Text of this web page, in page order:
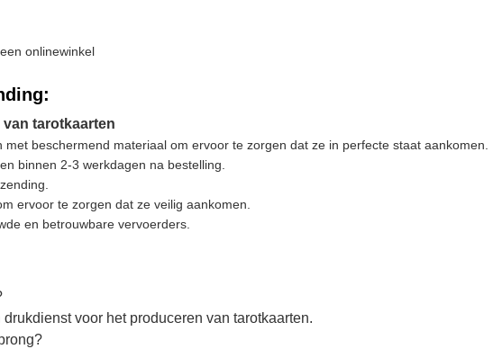
onlinewinkel
tarotkaarten
beschermend materiaal om ervoor te zorgen dat ze in perfecte staat aankomen.
binnen 2-3 werkdagen na bestelling.
ervoor te zorgen dat ze veilig aankomen.
en betrouwbare vervoerders.
voor het produceren van tarotkaarten.